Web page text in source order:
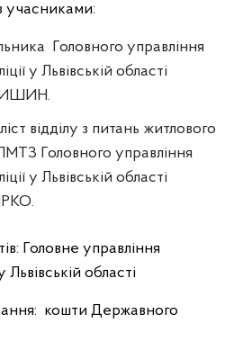
учасниками:
Головного управління
у Львівській області
відділу з питань житлового
Головного управління
у Львівській області
Головне управління
Львівській області
кошти Державного